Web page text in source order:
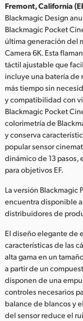
Japan
Korea
Mexico
Malaysia
Netherlands
New Zealand
Norway
Portugal
South Africa
Sweden
Chinese Taipei
Fremont, California
Blackmagic Design
Blackmagic Pocket
última generación del
Camera 6K. Esta
táctil ajustable que
incluye una batería de
más tiempo sin
y compatibilidad con
Blackmagic Pocket
colorimetría de
y conserva
popular sensor
dinámico de 13 pasos,
para objetivos EF.
La versión Blackmagic
encuentra disponible
distribuidores de
El diseño elegante de
características de las
alta gama en un
a partir de un
disponen de una
controles necesarios
balance de blancos y
del sensor reduce el